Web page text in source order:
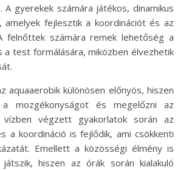
A gyerekek számára játékos, dinamikus
amelyek fejlesztik a koordinációt és az
felnőttek számára remek lehetőség a
a test formálására, miközben élvezhetik
aquaaerobik különösen előnyös, hiszen
mozgékonyságot és megelőzni az
végzett gyakorlatok során az
a koordináció is fejlődik, ami csökkenti
Emellett a közösségi élmény is
hiszen az órák során kialakuló